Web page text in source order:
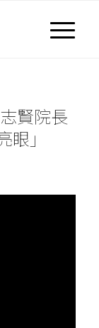
賢院長
」